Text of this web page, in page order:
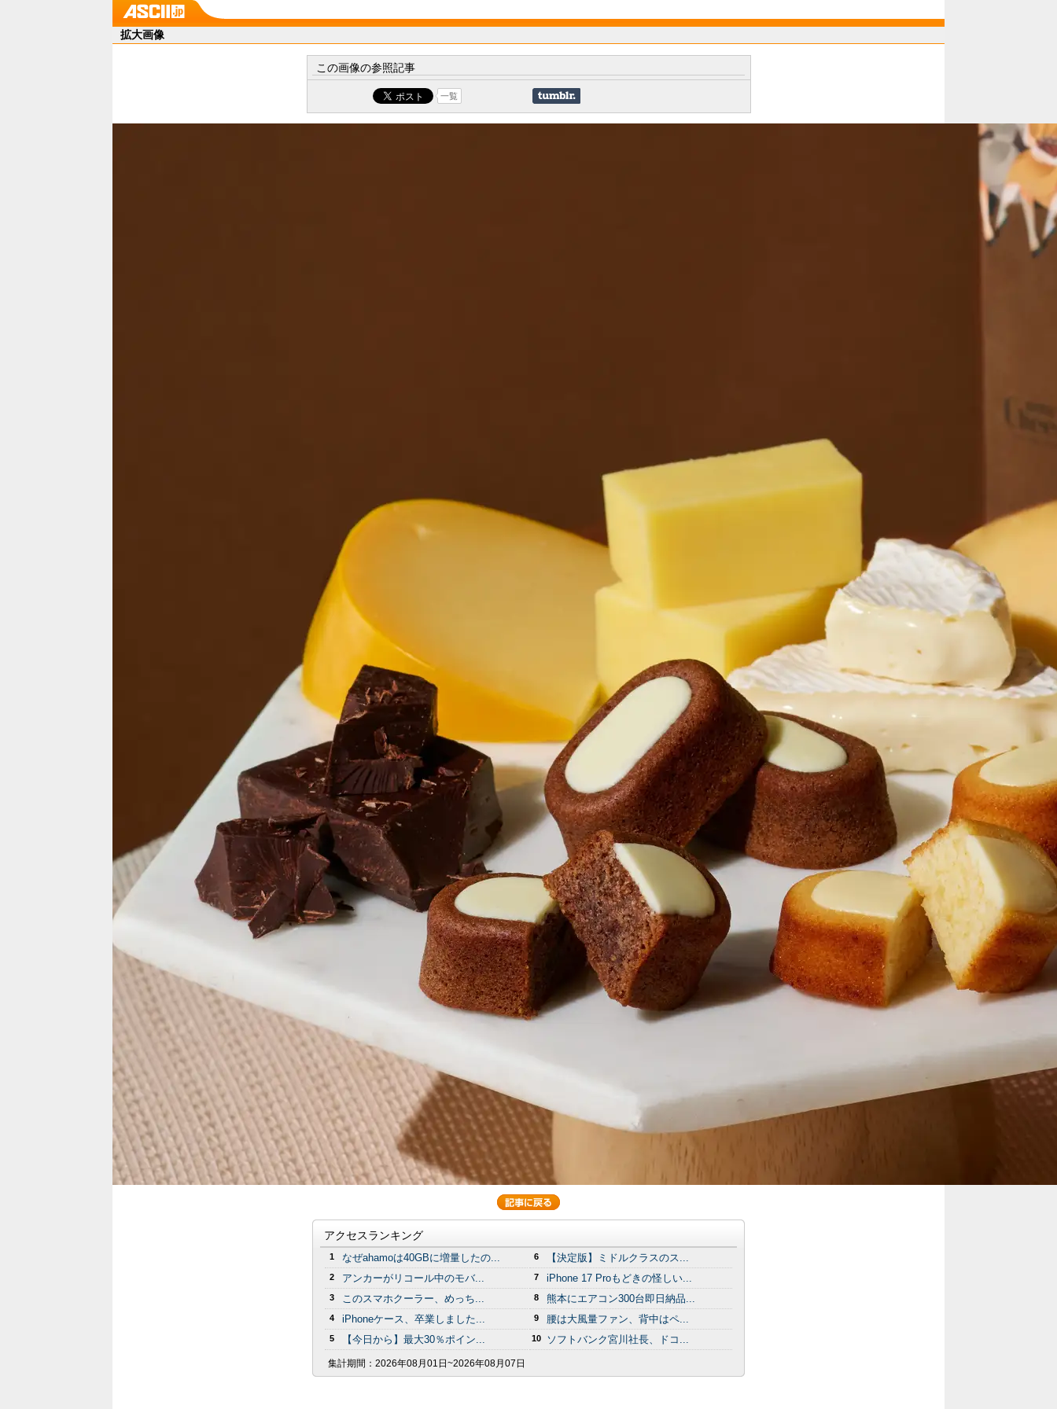
拡大画像
この画像の参照記事
一覧
アクセスランキング
1 なぜahamoは40GBに増量したの...
2 アンカーがリコール中のモバ...
3 このスマホクーラー、めっち...
4 iPhoneケース、卒業しました...
5 【今日から】最大30％ポイン...
6 【決定版】ミドルクラスのス...
7 iPhone 17 Proもどきの怪しい...
8 熊本にエアコン300台即日納品...
9 腰は大風量ファン、背中はペ...
10 ソフトバンク宮川社長、ドコ...
集計期間： 2026年08月01日~2026年08月07日